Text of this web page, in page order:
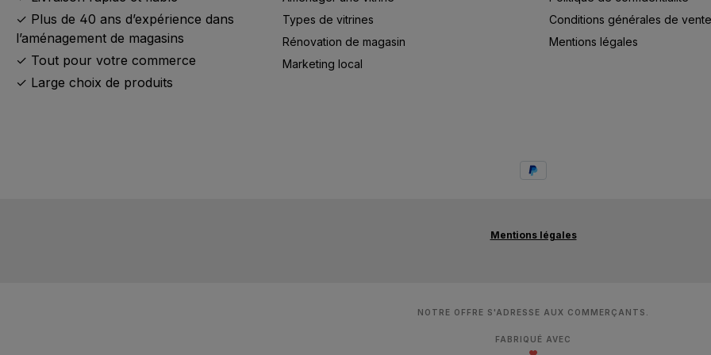
✓ Plus de 40 ans d’expérience dans
l’aménagement de magasins
✓ Tout pour votre commerce
✓ Large choix de produits
Types de vitrines
Rénovation de magasin
Marketing local
Conditions générales de vente
Mentions légales
Mentions légales
NOTRE OFFRE S'ADRESSE AUX COMMERÇANTS.
FABRIQUÉ AVEC